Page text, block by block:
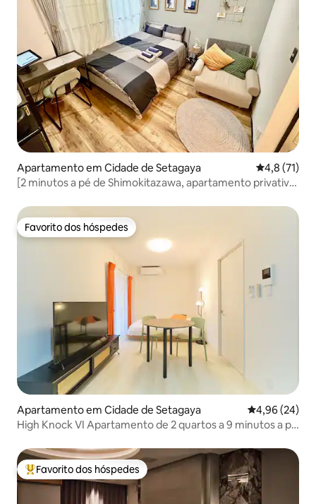
Apartamento em Cidade de Setagaya
4,8 (71)
[2 minutos a pé de Shimokitazawa, apartamento privativo]
Favorito dos hóspedes
Favorito dos hóspedes
Apartamento em Cidade de Setagaya Classificação
4,96 (24)
High Knock VI Apartamento de 2 quartos a 9 minutos a pé
Favoritos dos hóspedes mais apreciados
Favorito dos hóspedes